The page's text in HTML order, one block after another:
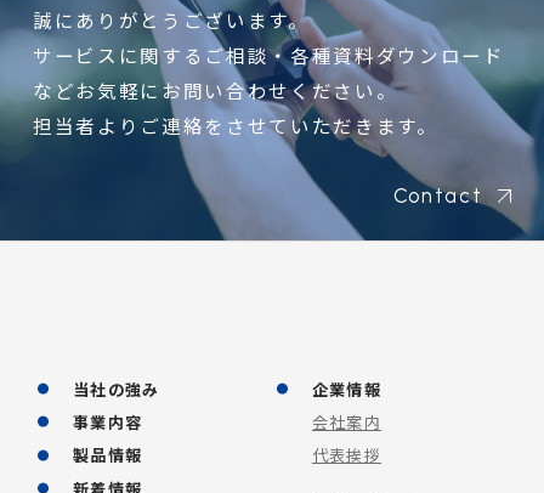
Contact
誠にありがとうございます。
サービスに関するご相談・各種資料ダウンロード
などお気軽にお問い合わせください。
担当者よりご連絡をさせていただきます。
当社の強み
事業内容
製品情報
新着情報
企業情報
会社案内
代表挨拶